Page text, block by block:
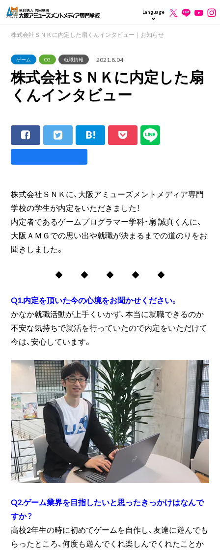
Language
株式会社ＳＮＫに内定した扇くんインタビュー｜お知らせ
ゲーム CG 就職情報 2021.8.04
株式会社ＳＮＫに内定した扇
くんインタビュー
株式会社ＳＮＫに、大阪アミューズメントメディア専門
学校の学生が内定をいただきました！
内定者であるゲームプログラマー学科・扇 誠真くんに、
大阪ＡＭＧでの思い出や就職が決まるまでの道のりをお
聞きしました。
◆ ◆ ◆ ◆ ◆
Q1.内定を頂いた今の心境をお聞かせください。
かなか就職活動が上手くいかず、本当に就職できるのか
不安な気持ちで就活を行っていたので内定をいただけて
今は、安心しています。
Q2.ゲーム業界を目指したいと思ったきっかけはなんで
すか？
高校2年生の時に初めてゲームを自作し、友達に遊んでも
らったところ、何度も遊んでくれ楽しんでくれたことか